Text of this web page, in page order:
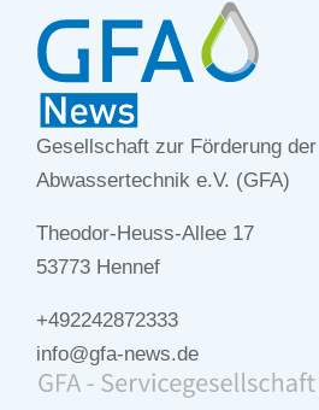
Gesellschaft zur Förderung der
Abwassertechnik e.V. (GFA)
Theodor-Heuss-Allee 17
53773 Hennef
+492242872333
info@gfa-news.de